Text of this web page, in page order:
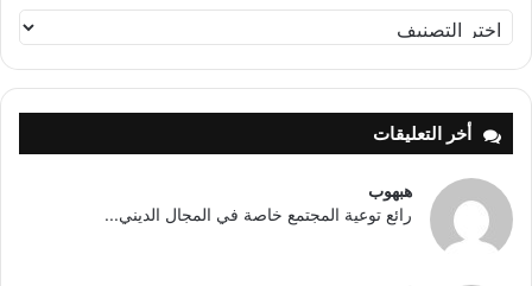
تصنيفات
أخر التعليقات
هبهوب
رائع توعية المجتمع خاصة في المجال الديني...